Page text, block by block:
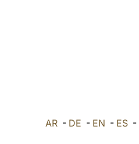
AR- DE - EN - ES-